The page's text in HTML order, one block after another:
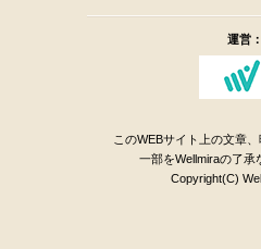
運営
このWEBサイト上の文章
一部をWellmiraの了承
Copyright(C)